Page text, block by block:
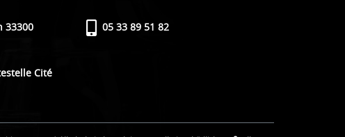
33300
Cité
05 33 89 51 82